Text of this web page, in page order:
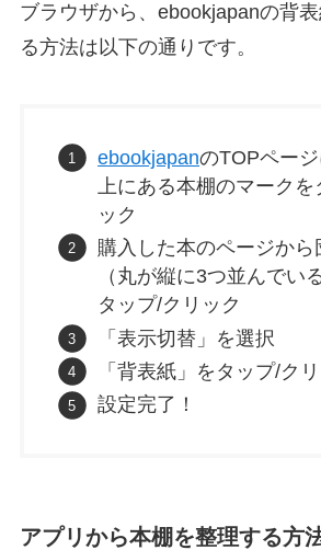
ブラウザから、ebookjapanの背
る方法は以下の通りです。
ebookjapanのTOPペー
上にある本棚のマークを
ック
購入した本のページから
（丸が縦に3つ並んでい
タップ/クリック
「表示切替」を選択
「背表紙」をタップ/ク
設定完了！
アプリから本棚を整理する方